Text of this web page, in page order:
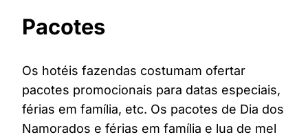
Pacotes
Os hotéis fazendas costumam ofertar
pacotes promocionais para datas especiais,
férias em família, etc. Os pacotes de Dia dos
Namorados e férias em família e lua de mel